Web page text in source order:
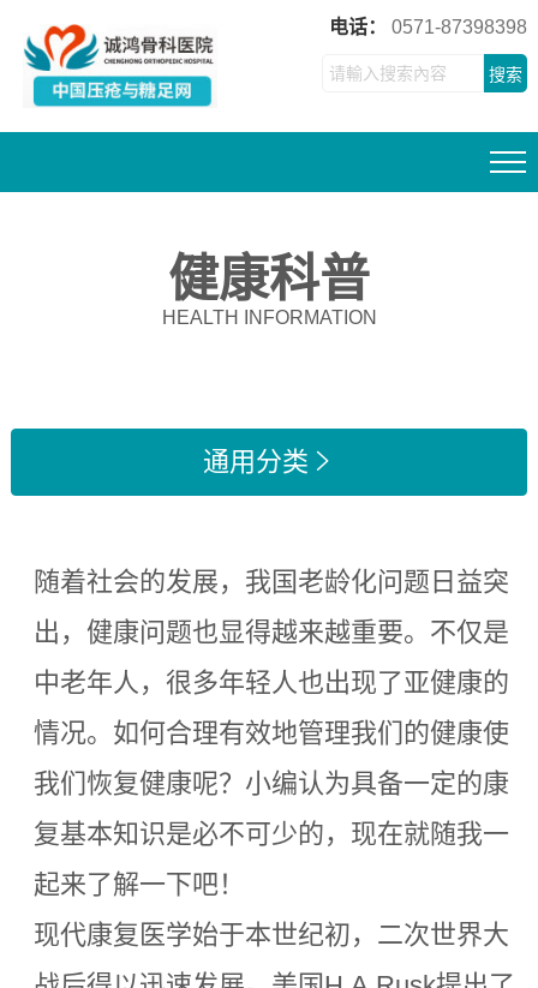
电话：0571-87398398
搜索
健康科普
HEALTH INFORMATION
通用分类 
随着社会的发展，我国老龄化问题日益突
出，健康问题也显得越来越重要。不仅是
中老年人，很多年轻人也出现了亚健康的
情况。如何合理有效地管理我们的健康使
我们恢复健康呢？小编认为具备一定的康
复基本知识是必不可少的，现在就随我一
起来了解一下吧！
现代康复医学始于本世纪初，二次世界大